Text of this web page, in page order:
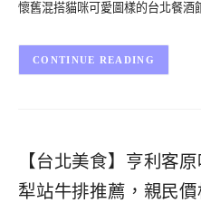
懷舊混搭貓咪可愛圖樣的台北餐
CONTINUE READING
【台北美食】亨利客
犁站牛排推薦，親民